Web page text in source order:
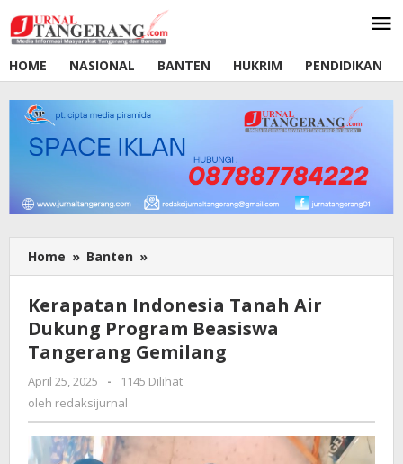
ke
konten
HOME
NASIONAL BANTEN HUKRIM PENDIDIKAN
Home » Banten »
Indonesia
Air
Dukung
Program
Tangerang
Kerapatan Indonesia Tanah Air
Dukung Program Beasiswa
Tangerang Gemilang
April 25, 2025
oleh
redaksijurnal
-
1145 Dilihat
oleh redaksijurnal